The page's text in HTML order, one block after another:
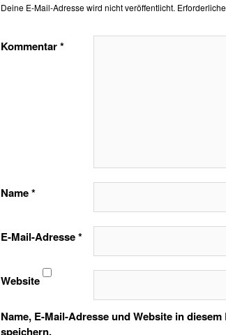
Deine E-Mail-Adresse wird nicht veröffentlicht.
Kommentar*
Name*
E-Mail-Adresse*
Website
Name, E-Mail-Adresse und Website in
speichern.